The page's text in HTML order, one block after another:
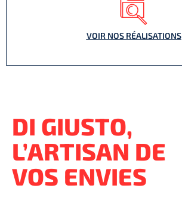
VOIR NOS RÉALISATIONS
DI GIUSTO,
L’ARTISAN DE
VOS ENVIES